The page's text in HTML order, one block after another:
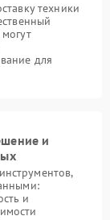
техники
для
и
и